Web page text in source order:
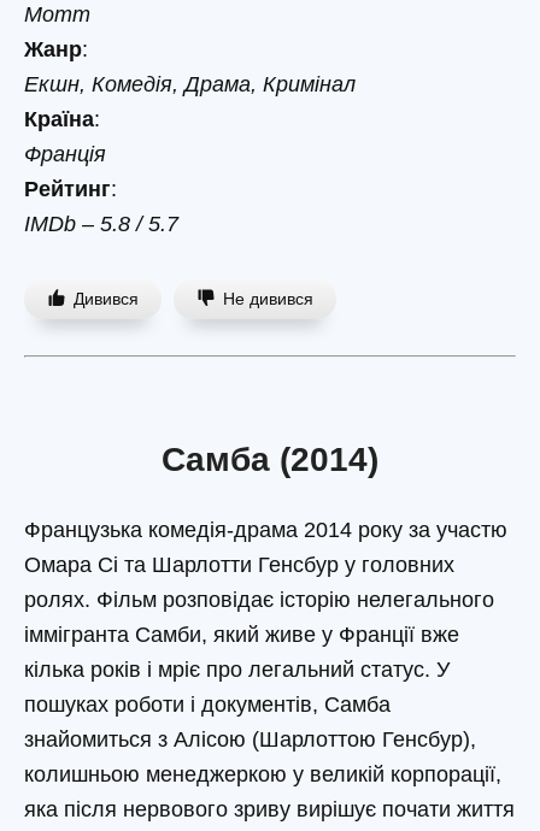
Мотт
Жанр:
Екшн, Комедія, Драма, Кримінал
Країна:
Франція
Рейтинг:
IMDb – 5.8 / 5.7
Дивився Не дивився
Самба (2014)
Французька комедія-драма 2014 року за участю
Омара Сі та Шарлотти Генсбур у головних
ролях. Фільм розповідає історію нелегального
іммігранта Самби, який живе у Франції вже
кілька років і мріє про легальний статус. У
пошуках роботи і документів, Самба
знайомиться з Алісою (Шарлоттою Генсбур),
колишньою менеджеркою у великій корпорації,
яка після нервового зриву вирішує почати життя